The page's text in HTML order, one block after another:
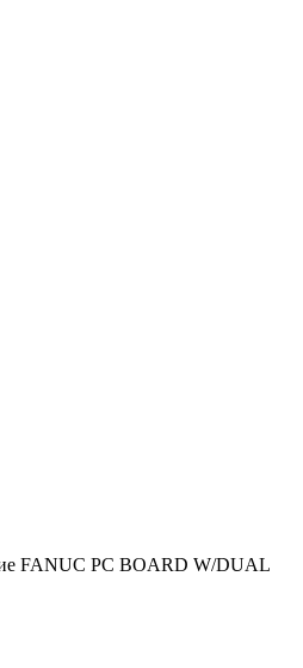
FANUC PC BOARD W/DUAL